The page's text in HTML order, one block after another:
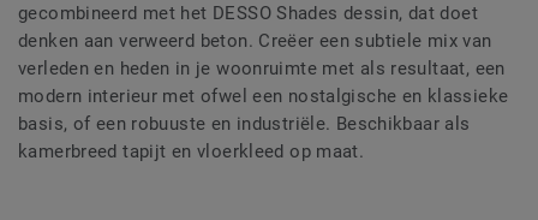
gecombineerd met het DESSO Shades dessin, dat doet
denken aan verweerd beton. Creëer een subtiele mix van
verleden en heden in je woonruimte met als resultaat, een
modern interieur met ofwel een nostalgische en klassieke
basis, of een robuuste en industriële. Beschikbaar als
kamerbreed tapijt en vloerkleed op maat.